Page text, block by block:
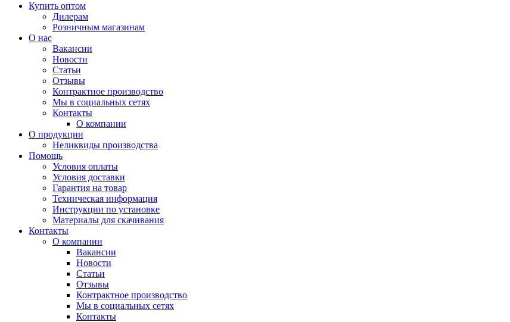
Купить оптом
Дилерам
Розничным магазинам
О нас
Вакансии
Новости
Статьи
Отзывы
Контрактное производство
Мы в социальных сетях
Контакты
О компании
О продукции
Неликвиды производства
Помощь
Условия оплаты
Условия доставки
Гарантия на товар
Техническая информация
Инструкции по установке
Материалы для скачивания
Контакты
О компании
Вакансии
Новости
Статьи
Отзывы
Контрактное производство
Мы в социальных сетях
Контакты